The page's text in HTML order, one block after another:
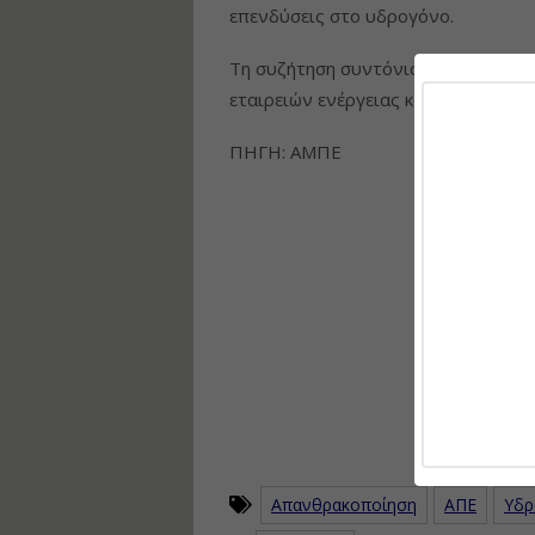
επενδύσεις στο υδρογόνο.
Τη συζήτηση συντόνισε ο Andrea
εταιρειών ενέργειας και αναλυτής
ΠΗΓΗ: ΑΜΠΕ
Απανθρακοποίηση ΑΠΕ